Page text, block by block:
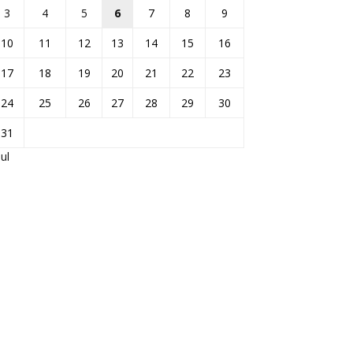
3 4 5 6 7 8
9
10
11 12 13 14 15
16
17
18 19 20 21 22
23
24
25 26 27 28 29
30
31